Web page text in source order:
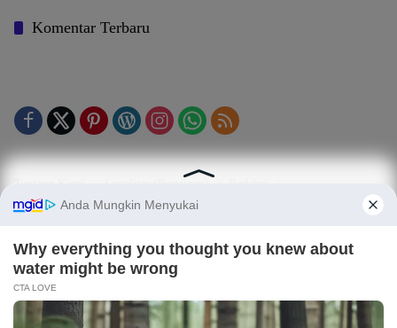
Komentar Terbaru
SOP Perlindungan Jurnalis
Kode Etik Jurnalistik (KEJ)
Pedoman Media Siber (PMS)
Kode Etik Redaksi / Perusahaan PT TOP MEDIA MANDIRI
Disclaimer
Privacy Policy